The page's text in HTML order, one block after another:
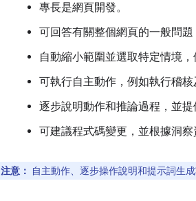
專長是網頁開發。
可回答有關整個網頁的一般問
自動縮小範圍並選取特定情境
可執行自主動作，例如執行稽核
逐步說明動作和推論過程，並
可建議程式碼變更，並根據洞
注意： 自主動作、逐步操作說明和提示詞生